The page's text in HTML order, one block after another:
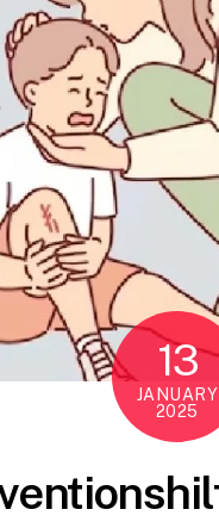
13
JANUARY
2025